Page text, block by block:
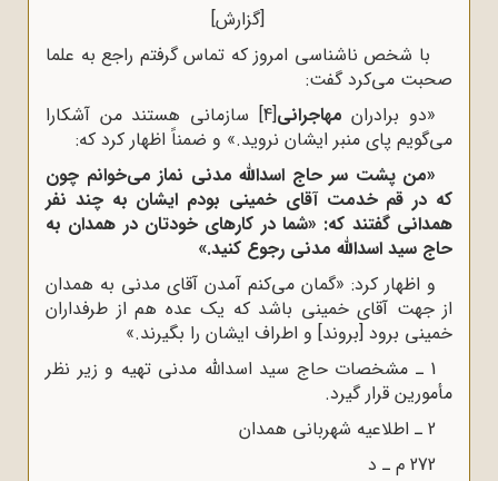
[گزارش]
با شخص ناشناسی امروز که تماس گرفتم راجع به علما
صحبت می‌کرد گفت:
«دو برادران مهاجرانی[4]
سازمانی هستند من آشکارا
می‌گویم پای منبر ایشان نروید.» و ضمناً اظهار کرد که:
«من پشت سر حاج اسدالله مدنی نماز می‌خوانم چون
که در قم خدمت آقای خمینی بودم ایشان به چند نفر
همدانی گفتند که: «شما در کارهای خودتان در همدان به
حاج سید اسدالله مدنی رجوع کنید.»
و اظهار کرد: «گمان می‌کنم آمدن آقای مدنی به همدان
از جهت آقای خمینی باشد که یک عده هم از طرفداران
خمینی برود [بروند] و اطراف ایشان را بگیرند.»
1 ـ مشخصات حاج سید اسدالله مدنی تهیه و زیر نظر
مأمورین قرار گیرد.
2 ـ اطلاعیه شهربانی همدان
272 م ـ د